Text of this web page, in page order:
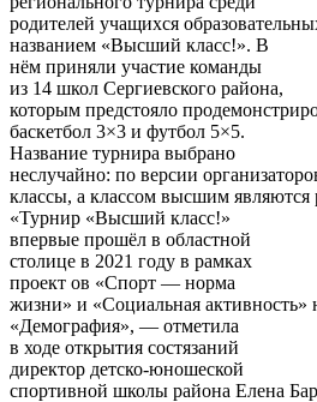
родителей учащихся
названием «Высший класс!». В
нём приняли участие команды
из 14 школ Сергиевского района,
которым предстояло
баскетбол 3×3 и футбол 5×5.
Название турнира выбрано
неслучайно: по версии
классы, а классом высшим являются
«Турнир «Высший класс!»
впервые прошёл в областной
столице в 2021 году в рамках
проект ов «Спорт — норма
жизни» и «Социальная активность»
«Демография», — отметила
в ходе открытия состязаний
директор детско-юношеской
спортивной школы района Елена